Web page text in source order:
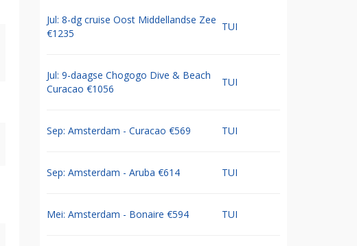
Jul: 8-dg cruise Oost Middellandse Zee
€1235
TUI
Jul: 9-daagse Chogogo Dive & Beach
Curacao €1056
TUI
Sep: Amsterdam - Curacao €569 TUI
Sep: Amsterdam - Aruba €614 TUI
Mei: Amsterdam - Bonaire €594 TUI